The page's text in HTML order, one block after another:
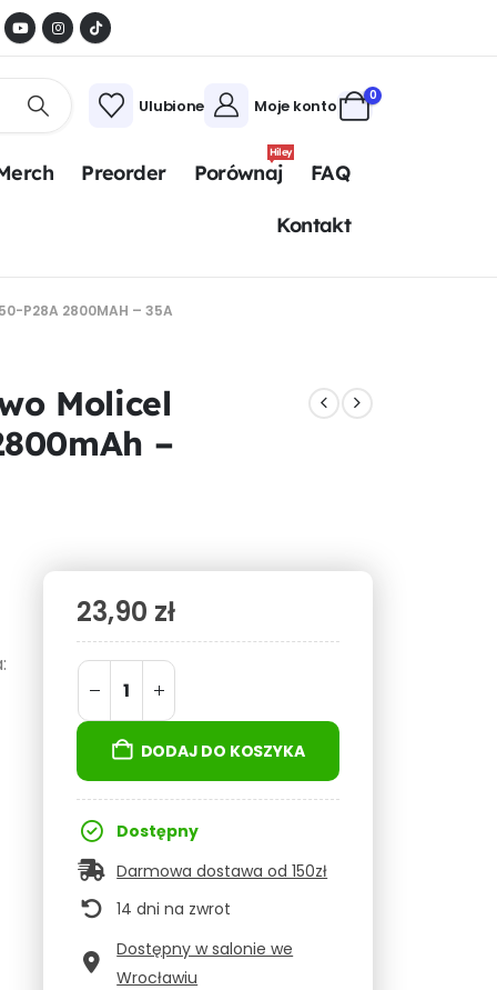
Ulubione Moje konto
0
Preorder Porównaj
Hiley
FAQ
Kontakt
P28A 2800MAH – 35A
Molicel
–
23,90 zł
DODAJ DO KOSZYKA
Dostępny
Darmowa dostawa od 150zł
14 dni na zwrot
Dostępny w salonie we
Wrocławiu